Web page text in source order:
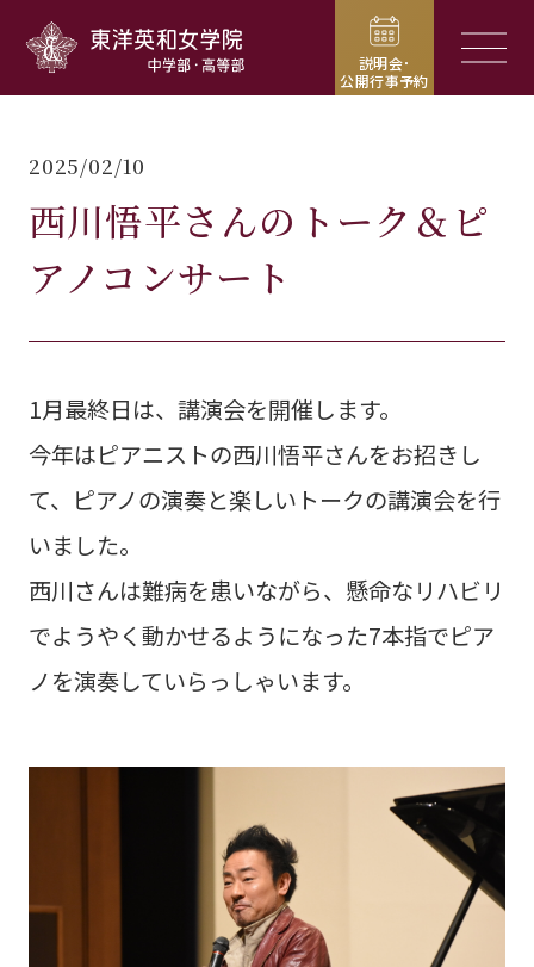
東洋英和女学院中学部・高等部
説明会･
公開行事予約
メニュ
2025/02/10
西川悟平さんのトーク＆ピ
アノコンサート
1月最終日は、講演会を開催します。
今年はピアニストの西川悟平さんをお招きし
て、ピアノの演奏と楽しいトークの講演会を行
いました。
西川さんは難病を患いながら、懸命なリハビリ
でようやく動かせるようになった7本指でピア
ノを演奏していらっしゃいます。